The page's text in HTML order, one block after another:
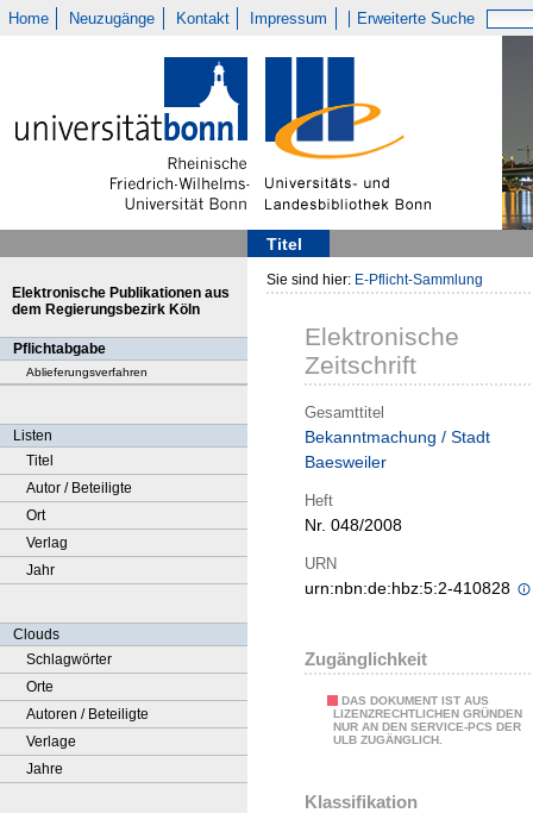
Home Neuzugänge Kontakt Impressum Erweiterte Suche
Titel
Elektronische Publikationen aus
dem Regierungsbezirk Köln
Pflichtabgabe
Ablieferungsverfahren
Listen
Titel
Autor / Beteiligte
Ort
Verlag
Jahr
Clouds
Schlagwörter
Orte
Autoren / Beteiligte
Verlage
Jahre
Sie sind hier: E-Pflicht-Sammlung
Elektronische
Zeitschrift
Gesamttitel
Bekanntmachung / Stadt
Baesweiler
Heft
Nr. 048/2008
URN
urn:nbn:de:hbz:5:2-410828
Zugänglichkeit
DAS DOKUMENT IST AUS
LIZENZRECHTLICHEN GRÜNDEN
NUR AN DEN SERVICE-PCS DER
ULB ZUGÄNGLICH.
Klassifikation